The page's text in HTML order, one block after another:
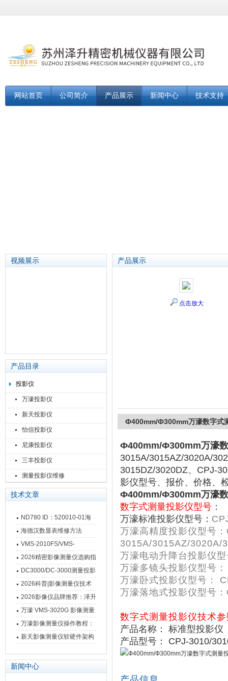
网站首页 公司简介 产品展示 新闻中心 技术支持
视频展示
产品目录
投影仪
万濠投影仪
新天投影仪
怡信投影仪
尼康投影仪
三丰投影仪
测量投影仪维修
技术文章
ND780 ID：520010-01海
德汉数显表故障维修内容
海德汉数显表维修方法
VMS-2010FS/VMS-
3020FS/VMS-4030FS手动
影像测量仪技术参数
2026精密影像测量仪选购指
南 靠谱品牌一站式选型推荐
DC3000/DC-3000测量投影
仪万濠数据处理器数显表故
障维修方法
2026科普|影像测量仪技术
原理、分类及选型应用
2026影像仪品牌推荐：泽升
影像测量仪选型指南
万濠 VMS-3020G 影像测量
仪技术规格与应用解析
万濠影像测量仪操作教程：
从开机到出报告，新手也能
新天影像测量仪软硬件架构
新闻中心
产品展示
点击放大
Ф400mm/Ф300mm万濠数字式
Ф400mm/Ф300mm万濠
3015A/3015AZ/3020A/
3015DZ/3020DZ、CPJ-
影仪型号、报价、价格、
Ф400mm/Ф300mm万濠
数字式测量投影仪型号 ：
万濠标准投影仪型号：
万濠高精度投影仪型号：
3015A/3015AZ/3020A/
万濠电动升降台投影仪
万濠多镜头投影仪型号：
万濠 卧式投影仪型号：
万濠落地式投影仪型号：
数字式测量投影仪技术
产品名称： 标准型投影仪
产品型号： CPJ-3010/